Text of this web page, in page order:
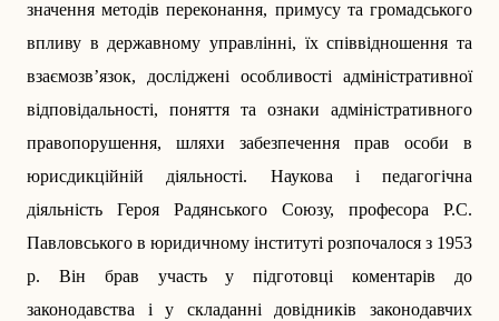
значення методів переконання, примусу та громадського
впливу в державному управлінні, їх співвідношення та
взаємозв’язок, досліджені особливості адміністративної
відповідальності, поняття та ознаки адміністративного
правопорушення, шляхи забезпечення прав особи в
юрисдикційній діяльності. Наукова і педагогічна
діяльність Героя Радянського Союзу, професора Р.С.
Павловського в юридичному інституті розпочалося з 1953
р. Він брав участь у підготовці коментарів до
законодавства і у складанні довідників законодавчих